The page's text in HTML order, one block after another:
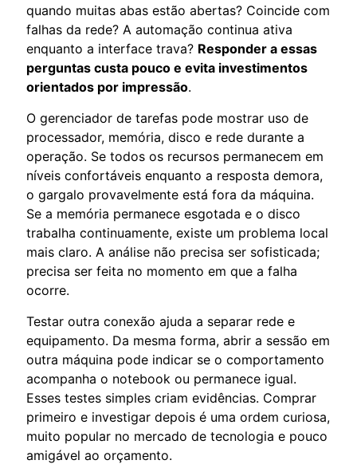
quando muitas abas estão abertas? Coincide com
falhas da rede? A automação continua ativa
enquanto a interface trava? Responder a essas
perguntas custa pouco e evita investimentos
orientados por impressão.
O gerenciador de tarefas pode mostrar uso de
processador, memória, disco e rede durante a
operação. Se todos os recursos permanecem em
níveis confortáveis enquanto a resposta demora,
o gargalo provavelmente está fora da máquina.
Se a memória permanece esgotada e o disco
trabalha continuamente, existe um problema local
mais claro. A análise não precisa ser sofisticada;
precisa ser feita no momento em que a falha
ocorre.
Testar outra conexão ajuda a separar rede e
equipamento. Da mesma forma, abrir a sessão em
outra máquina pode indicar se o comportamento
acompanha o notebook ou permanece igual.
Esses testes simples criam evidências. Comprar
primeiro e investigar depois é uma ordem curiosa,
muito popular no mercado de tecnologia e pouco
amigável ao orçamento.